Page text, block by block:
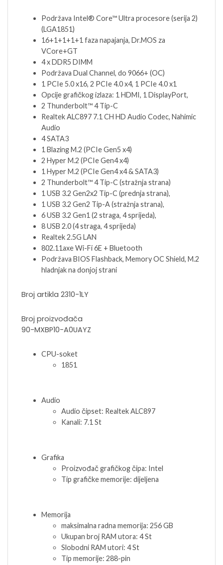
Podržava Intel® Core™ Ultra procesore (serija 2)
(LGA1851)
16+1+1+1+1 faza napajanja, Dr.MOS za
VCore+GT
4 x DDR5 DIMM
Podržava Dual Channel, do 9066+ (OC)
1 PCIe 5.0 x16, 2 PCIe 4.0 x4, 1 PCIe 4.0 x1
Opcije grafičkog izlaza: 1 HDMI, 1 DisplayPort,
2 Thunderbolt™ 4 Tip-C
Realtek ALC897 7.1 CH HD Audio Codec, Nahimic
Audio
4 SATA3
1 Blazing M.2 (PCIe Gen5 x4)
2 Hyper M.2 (PCIe Gen4 x4)
1 Hyper M.2 (PCIe Gen4 x4 & SATA3)
2 Thunderbolt™ 4 Tip-C (stražnja strana)
1 USB 3.2 Gen2x2 Tip-C (prednja strana),
1 USB 3.2 Gen2 Tip-A (stražnja strana),
6 USB 3.2 Gen1 (2 straga, 4 sprijeda),
8 USB 2.0 (4 straga, 4 sprijeda)
Realtek 2.5G LAN
802.11axe Wi-Fi 6E + Bluetooth
Podržava BIOS Flashback, Memory OC Shield, M.2
hladnjak na donjoj strani
Broj artikla 2310-1LY
Broj proizvođača
90-MXBP10-A0UAYZ
CPU-soket
1851
Audio
Audio čipset: Realtek ALC897
Kanali: 7.1 St
Grafika
Proizvođač grafičkog čipa: Intel
Tip grafičke memorije: dijeljena
Memorija
maksimalna radna memorija: 256 GB
Ukupan broj RAM utora: 4 St
Slobodni RAM utori: 4 St
Tip memorije: 288-pin